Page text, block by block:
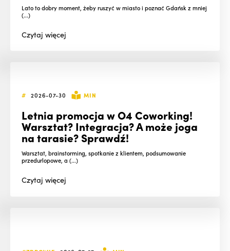
Lato to dobry moment, żeby ruszyć w miasto i poznać Gdańsk z mniej
(...)
Czytajwięcej
# 2026-07-30 MIN
Letnia promocja w O4 Coworking!
Warsztat? Integracja? A może joga
na tarasie? Sprawdź!
Warsztat, brainstorming, spotkanie z klientem, podsumowanie
przedurlopowe, a (...)
Czytajwięcej